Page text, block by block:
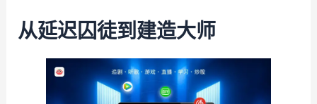
从延迟囚徒到建造大师